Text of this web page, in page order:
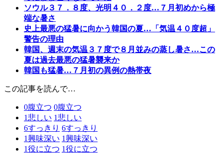
ソウル３７．８度、光明４０．２度…７月初めから極
端な暑さ
史上最悪の猛暑に向かう韓国の夏…「気温４０度超」
警告の理由
韓国、週末の気温３７度で８月並みの蒸し暑さ…この
夏は過去最悪の猛暑襲来か
韓国も猛暑…７月初の異例の熱帯夜
この記事を読んで…
0腹立つ 0腹立つ
1悲しい 1悲しい
6すっきり 6すっきり
1興味深い 1興味深い
1役に立つ 1役に立つ